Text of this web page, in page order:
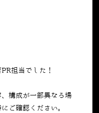
担当でした！
構成が一部異なる場
ご確認ください。